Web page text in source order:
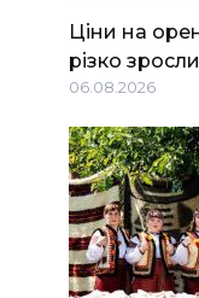
Ціни на
різко
06.08.2026